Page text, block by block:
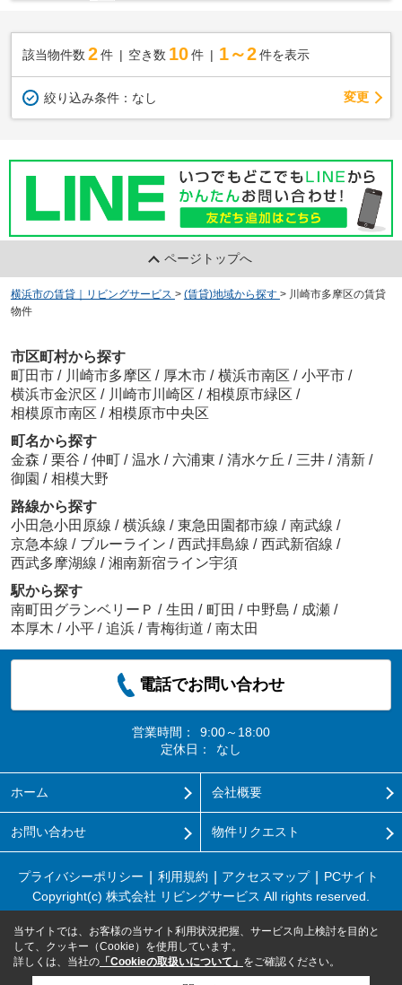
該当物件数 2件 空き数 10 件 1～2 件を表示
絞り込み条件： なし 変更
ページトップへ
横浜市の賃貸｜リビングサービス > (賃貸)地域から探す > 川崎市多摩区の賃貸
物件
市区町村から探す
町田市 / 川崎市多摩区 / 厚木市 / 横浜市南区 / 小平市 /
横浜市金沢区 / 川崎市川崎区 / 相模原市緑区 /
相模原市南区 / 相模原市中央区
町名から探す
金森 / 栗谷 / 仲町 / 温水 / 六浦東 / 清水ケ丘 / 三井 / 清新 /
御園 / 相模大野
路線から探す
小田急小田原線 / 横浜線 / 東急田園都市線 / 南武線 /
京急本線 / ブルーライン / 西武拝島線 / 西武新宿線 /
西武多摩湖線 / 湘南新宿ライン宇須
駅から探す
南町田グランベリーＰ / 生田 / 町田 / 中野島 / 成瀬 /
本厚木 / 小平 / 追浜 / 青梅街道 / 南太田
電話でお問い合わせ
営業時間：
9:00～18:00
定休日：
なし
ホーム 会社概要
お問い合わせ 物件リクエスト
プライバシーポリシー 利用規約 アクセスマップ
PCサイト
Copyright(c) 株式会社 リビングサービス All rights reserved.
当サイトでは、お客様の当サイト利用状況把握、サービス向上検討を目的と
して、クッキー（Cookie）を使用しています。
詳しくは、当社の 「Cookieの取扱いについて」 をご確認ください。